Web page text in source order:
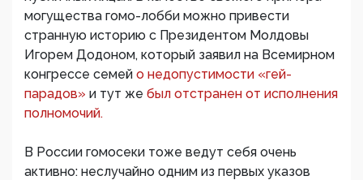
могущества гомо-лобби можно привести
странную историю с Президентом Молдовы
Игорем Додоном, который заявил на Всемирном
конгрессе семей о недопустимости «гей-
парадов» и тут же был отстранен от исполнения
полномочий.
В России гомосеки тоже ведут себя очень
активно: неслучайно одним из первых указов